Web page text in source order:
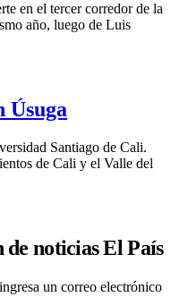
en el tercer corredor de la
año, luego de Luis
Úsuga
Santiago de Cali.
de Cali y el Valle del
noticias El País
un correo electrónico